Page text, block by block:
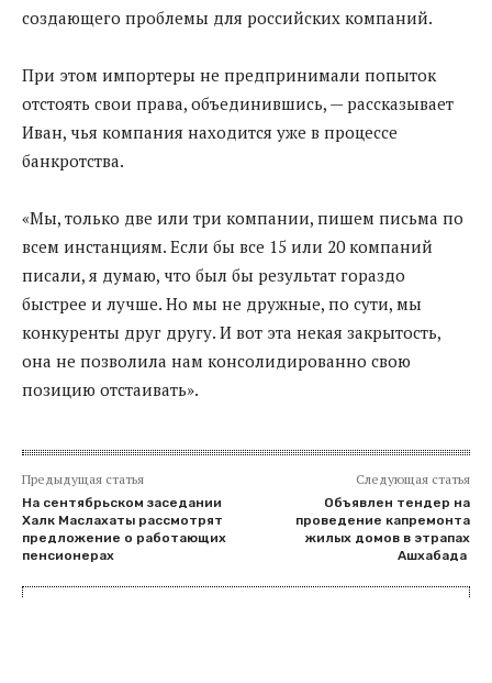
создающего проблемы для российских компаний.
При этом импортеры не предпринимали попыток
отстоять свои права, объединившись, — рассказывает
Иван, чья компания находится уже в процессе
банкротства.
«Мы, только две или три компании, пишем письма по
всем инстанциям. Если бы все 15 или 20 компаний
писали, я думаю, что был бы результат гораздо
быстрее и лучше. Но мы не дружные, по сути, мы
конкуренты друг другу. И вот эта некая закрытость,
она не позволила нам консолидированно свою
позицию отстаивать».
Предыдущая статья
На сентябрьском заседании
Халк Маслахаты рассмотрят
предложение о работающих
пенсионерах
Следующая статья
Объявлен тендер на
проведение капремонта
жилых домов в этрапах
Ашхабада